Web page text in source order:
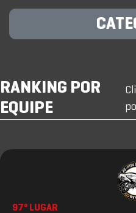
RANKING POR
EQUIPE
97º LUGAR